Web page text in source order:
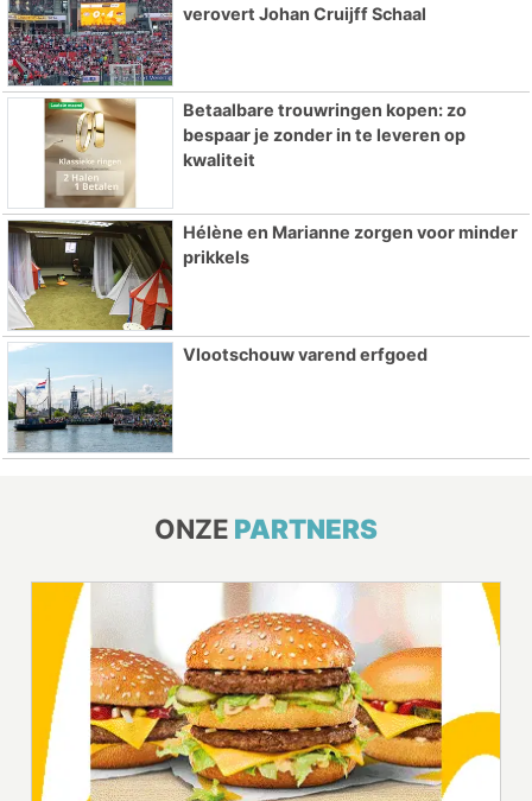
verovert Johan Cruijff Schaal
Betaalbare trouwringen kopen: zo
bespaar je zonder in te leveren op
kwaliteit
Hélène en Marianne zorgen voor minder
prikkels
Vlootschouw varend erfgoed
ONZE PARTNERS